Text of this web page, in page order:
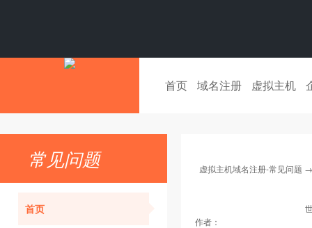
首页 域名注册 虚拟主机
常见问题
首页
虚拟主机域名注册-常见问题
作者：